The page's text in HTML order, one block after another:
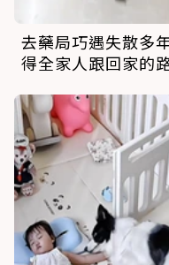
去藥局巧遇失散多
得全家人跟回家的